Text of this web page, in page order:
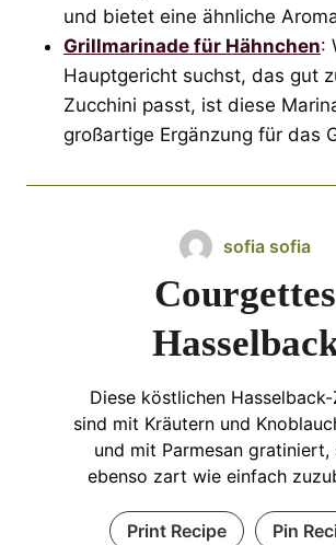
und bietet eine ähnliche
Grillmarinade für Hähnchen:
Hauptgericht suchst, das gut
Zucchini passt, ist diese
großartige Ergänzung für das
sofia sofia
Courgettes
Diese köstlichen
sind mit Kräutern und
und mit Parmesan gratiniert,
ebenso zart wie einfach
Print Recipe Pin